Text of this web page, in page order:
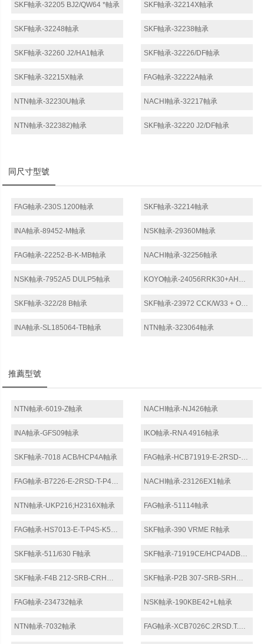
SKF軸承-32205 BJ2/QW64 *軸承 SKF軸承-32214X軸承
SKF軸承-32248軸承 SKF軸承-32238軸承
SKF軸承-32260 J2/HA1軸承 SKF軸承-32226/DF軸承
SKF軸承-32215X軸承 FAG軸承-32222A軸承
NTN軸承-32230U軸承 NACHI軸承-32217軸承
NTN軸承-322382)軸承 SKF軸承-32220 J2/DF軸承
同尺寸型號
FAG軸承-230S.1200軸承 SKF軸承-32214軸承
INA軸承-89452-M軸承 NSK軸承-29360M軸承
FAG軸承-22252-B-K-MB軸承 NACHI軸承-32256軸承
NSK軸承-7952A5 DULP5軸承 KOYO軸承-24056RRK30+AH24056軸承
SKF軸承-322/28 B軸承 SKF軸承-23972 CCK/W33 + OH 3972 H *軸承
INA軸承-SL185064-TB軸承 NTN軸承-323064軸承
推薦型號
NTN軸承-6019-Z軸承 NACHI軸承-NJ426軸承
INA軸承-GFS09軸承 IKO軸承-RNA 4916軸承
SKF軸承-7018 ACB/HCP4A軸承 FAG軸承-HCB71919-E-2RSD-T-P4S-UL軸承
FAG軸承-B7226-E-2RSD-T-P4S軸承 NACHI軸承-23126EX1軸承
NTN軸承-UKP216;H2316X軸承 FAG軸承-51114軸承
FAG軸承-HS7013-E-T-P4S-K5-UL軸承 SKF軸承-390 VRME R軸承
SKF軸承-511/630 F軸承 SKF軸承-71919CE/HCP4ADBB軸承
SKF軸承-F4B 212-SRB-CRH軸承 SKF軸承-P2B 307-SRB-SRH軸承
FAG軸承-234732軸承 NSK軸承-190KBE42+L軸承
NTN軸承-7032軸承 FAG軸承-XCB7026C.2RSD.T.P4S.DFL軸承